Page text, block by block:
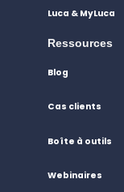
Luca & MyLuca
Ressources
Blog
Cas clients
Boîte à outils
Webinaires